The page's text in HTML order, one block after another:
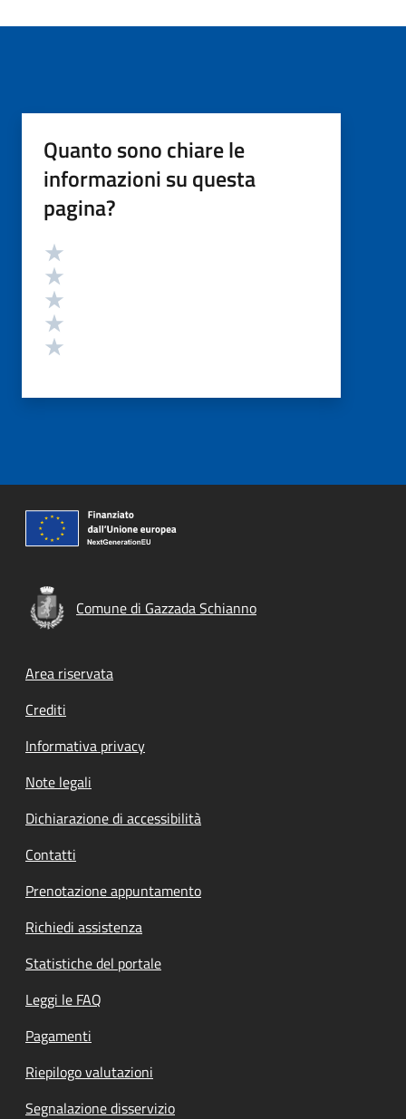
Quanto sono chiare le
informazioni su questa
pagina?
Valutazione
Comune di Gazzada Schianno
Footer menu
Area riservata
Crediti
Informativa privacy
Note legali
Dichiarazione di accessibilità
Contatti
Prenotazione appuntamento
Richiedi assistenza
Statistiche del portale
Leggi le FAQ
Pagamenti
Riepilogo valutazioni
Segnalazione disservizio